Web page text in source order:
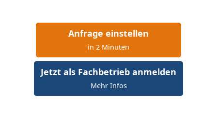
Anfrage einstellen
in 2 Minuten
Jetzt als Fachbetrieb anmelden
Mehr Infos